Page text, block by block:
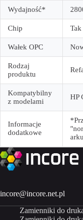
Wydajność*
Chip Tak
Wałek OPC
Rodzaj
produktu
Kompatybilny
z modelami
HP
Informacje
dodatkowe
incore@incore.net.pl
Zamienniki do